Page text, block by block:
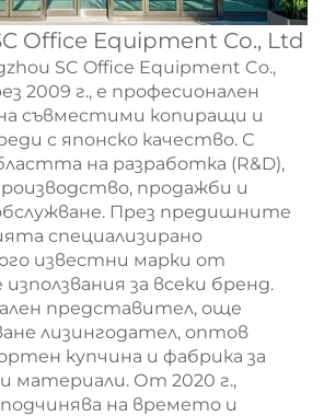
Office Equipment Co., Ltd
SC Office Equipment Co.,
2009 г., е професионален
съвместими копиращи и
с японско качество. С
на разработка (R&D),
продажби и
През предишните
специализирано
известни марки от
за всеки бренд.
представител, още
лизингодател, оптов
купчина и фабрика за
материали. От 2020 г.,
на времето и